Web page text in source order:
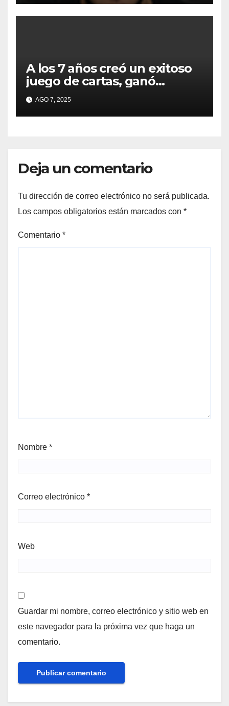
Buenos Aires
A los 7 años creó un exitoso
juego de cartas, ganó
millones y ahora vendió la
idea para cumplir su sueño
AGO 7, 2025
Deja un comentario
Tu dirección de correo electrónico no será publicada.
Los campos obligatorios están marcados con *
Comentario *
Nombre *
Correo electrónico *
Web
Guardar mi nombre, correo electrónico y sitio web en
este navegador para la próxima vez que haga un
comentario.